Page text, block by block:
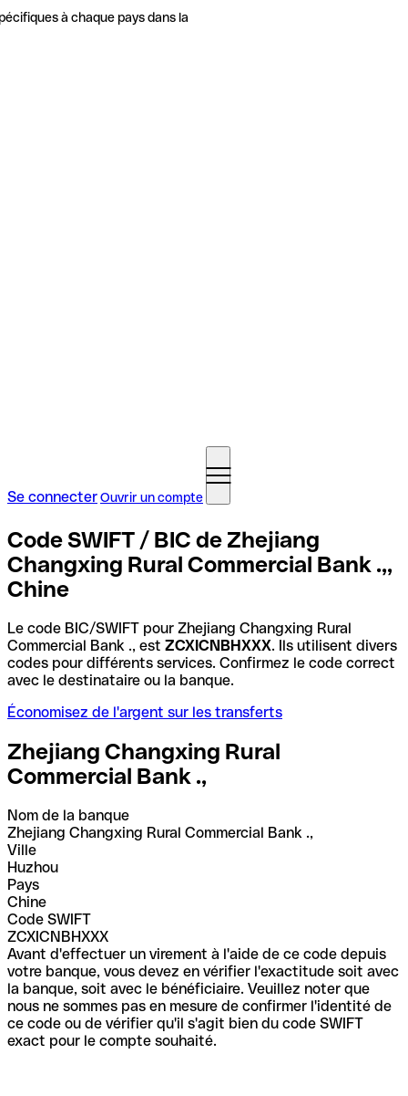
à chaque pays dans la
Se connecterOuvrir un compte
Code SWIFT / BIC de Zhejiang
Changxing Rural Commercial Bank .,,
Chine
Le code BIC/SWIFT pour Zhejiang Changxing Rural
Commercial Bank ., est ZCXICNBHXXX. Ils utilisent divers
codes pour différents services. Confirmez le code correct
avec le destinataire ou la banque.
Économisez de l'argent sur les transferts
Zhejiang Changxing Rural
Commercial Bank .,
Nom de la banque
Zhejiang Changxing Rural Commercial Bank .,
Ville
Huzhou
Pays
Chine
Code SWIFT
ZCXICNBHXXX
Avant d'effectuer un virement à l'aide de ce code depuis
votre banque, vous devez en vérifier l'exactitude soit avec
la banque, soit avec le bénéficiaire. Veuillez noter que
nous ne sommes pas en mesure de confirmer l'identité de
ce code ou de vérifier qu'il s'agit bien du code SWIFT
exact pour le compte souhaité.